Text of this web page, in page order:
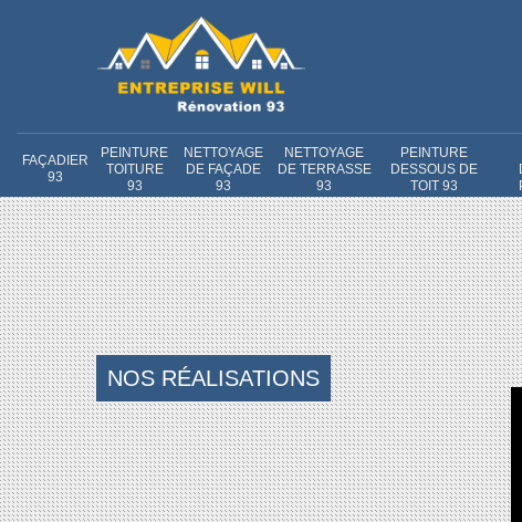
FAÇADIER
93
PEINTURE
TOITURE
93
NETTOYAGE
DE FAÇADE
93
NETTOYAGE
DE TERRASSE
93
PEINTURE
DESSOUS DE
TOIT 93
NOS RÉALISATIONS